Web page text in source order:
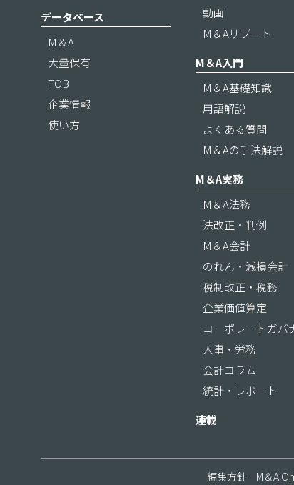
データベース
M＆A
大量保有
TOB
企業情報
使い方
動画
M＆Aリブート
M＆A入門
M＆A基礎知識
用語解説
よくある質問
M＆Aの手法解説
M＆A実務
M＆A法務
法改正・判例
M＆A会計
のれん・減損会計
税制改正・税務
企業価値算定
コーポレートガバ
人事・労務
会計コラム
統計・レポート
連載
編集方針 M＆A